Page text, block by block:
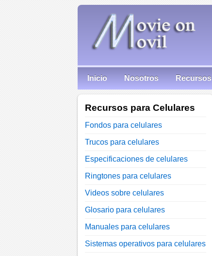
Inicio Nosotros Recursos
Recursos para Celulares
Fondos para celulares
Trucos para celulares
Especificaciones de celulares
Ringtones para celulares
Videos sobre celulares
Glosario para celulares
Manuales para celulares
Sistemas operativos para celulares